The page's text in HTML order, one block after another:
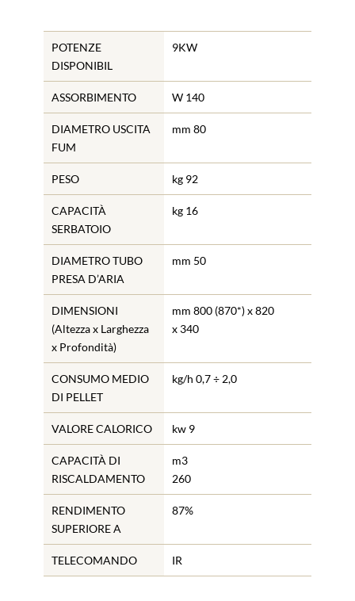
POTENZE
DISPONIBIL
9KW
ASSORBIMENTO W 140
DIAMETRO USCITA
FUM
mm 80
PESO kg 92
CAPACITÀ
SERBATOIO
kg 16
DIAMETRO TUBO
PRESA D’ARIA
mm 50
DIMENSIONI
(Altezza x Larghezza
x Profondità)
mm 800 (870*) x 820
x 340
CONSUMO MEDIO
DI PELLET
kg/h 0,7 ÷ 2,0
VALORE CALORICO kw 9
CAPACITÀ DI
RISCALDAMENTO
m3
260
RENDIMENTO
SUPERIORE A
87%
TELECOMANDO IR